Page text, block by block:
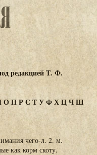
редакцией Т. Ф.
ОПРС ТУФХЦЧШ
чего-л. 2. м.
как корм скоту.